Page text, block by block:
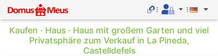
Kaufen · Haus · Haus mit großem Garten und viel
Privatsphäre zum Verkauf in La Pineda,
Castelldefels